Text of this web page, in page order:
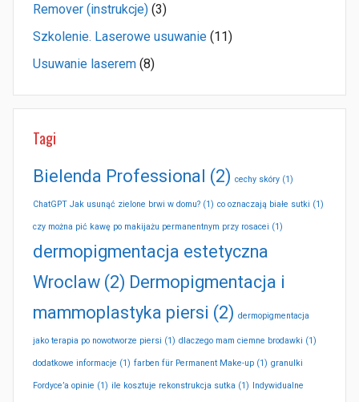
Remover (instrukcje) (3)
Szkolenie. Laserowe usuwanie (11)
Usuwanie laserem (8)
Tagi
Bielenda Professional (2) cechy skóry (1)
ChatGPT Jak usunąć zielone brwi w domu? (1) co oznaczają białe sutki (1)
czy można pić kawę po makijażu permanentnym przy rosacei (1)
dermopigmentacja estetyczna
Wroclaw (2) Dermopigmentacja i
mammoplastyka piersi (2) dermopigmentacja
jako terapia po nowotworze piersi (1) dlaczego mam ciemne brodawki (1)
dodatkowe informacje (1) farben für Permanent Make-up (1) granulki
Fordyce’a opinie (1) ile kosztuje rekonstrukcja sutka (1) Indywidualne